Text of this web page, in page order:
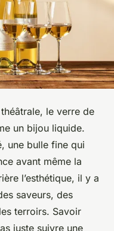
le verre de
un bijou liquide.
une bulle fine qui
avant même la
l’esthétique, il y a
saveurs, des
terroirs. Savoir
juste suivre une